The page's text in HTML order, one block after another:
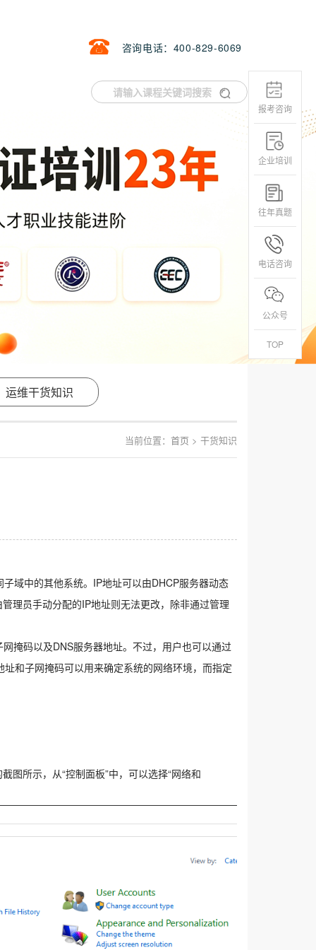
咨询电话：400-829-6069
运维干货知识
当前位置： 首页 > 干货知识
域中的其他系统。IP地址可以由DHCP服务器动态
理员手动分配的IP地址则无法更改，除非通过管理
掩码以及DNS服务器地址。不过，用户也可以通过
和子网掩码可以用来确定系统的网络环境，而指定
图所示，从“控制面板”中，可以选择“网络和
报考咨询
企业培训
往年真题
电话咨询
公众号
TOP